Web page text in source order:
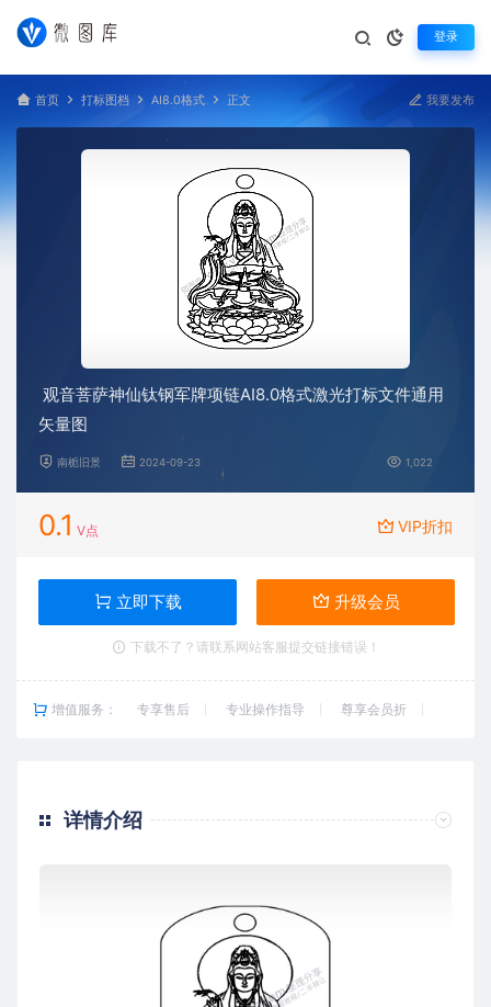
登录
首页 打标图档 AI8.0格式 正文 我要发布
观音菩萨神仙钛钢军牌项链AI8.0格式激光打标文件通用
矢量图
南栀旧景 2024-09-23 1,022
0.1 V点 VIP折扣
立即下载 升级会员
下载不了？请联系网站客服提交链接错误！
增值服务： 专享售后 专业操作指导 尊享会员折
详情介绍